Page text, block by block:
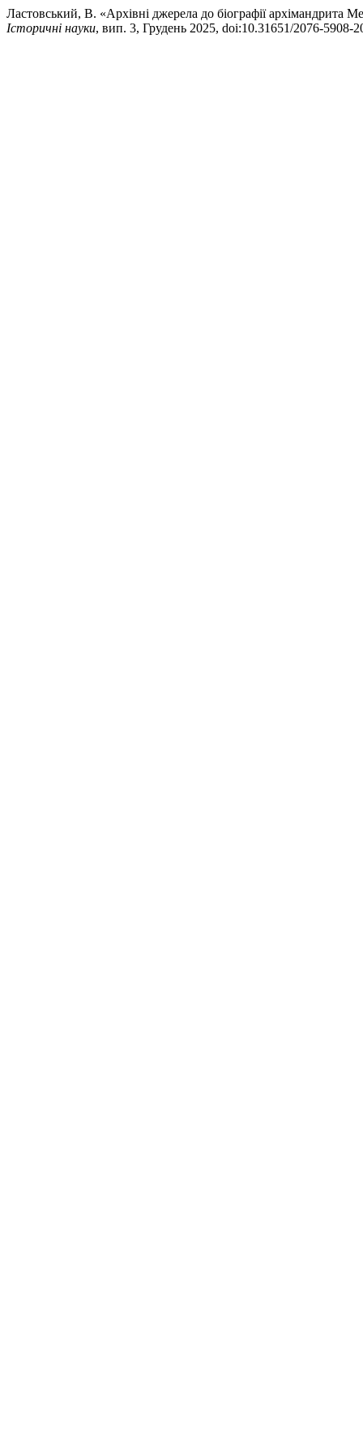
Ластовський, В. «Архівні джерела до біографії архімандрита
Історичні науки, вип. 3, Грудень 2025, doi:10.31651/2076-5908-